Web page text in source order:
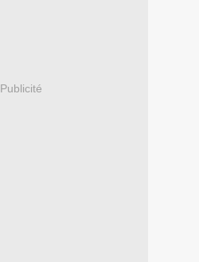
Publicité